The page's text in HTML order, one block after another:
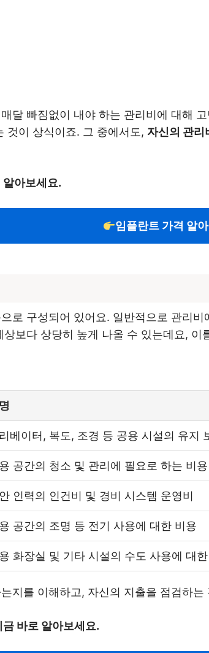
달 빠짐없이 내야 하는 관리비에 대해
것이 상식이죠. 그 중에서도, 자신의 관리
알아보세요.
임플란트 가격 알
로 구성되어 있어요. 일반적으로 관리
보다 상당히 높게 나올 수 있는데요,
베이터, 복도, 조경 등 공용 시설의 유지
공간의 청소 및 관리에 필요로 하는 비용
인력의 인건비 및 경비 시스템 운영비
공간의 조명 등 전기 사용에 대한 비용
화장실 및 기타 시설의 수도 사용에 대
지를 이해하고, 자신의 지출을 점검하는
바로 알아보세요.